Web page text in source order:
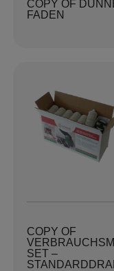
COPY OF
FADEN
COPY OF
SET –